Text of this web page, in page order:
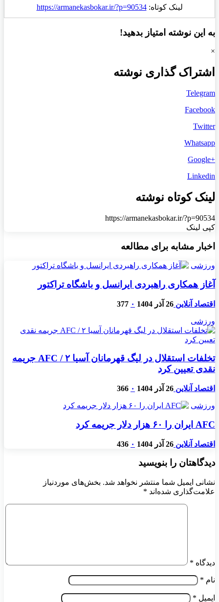
لینک کوتاه:https://armanekasbokar.ir/?p=90534
به این نوشته امتیاز بدهید!
×
اشتراک گذاری نوشته
Telegram
Facebook
Twitter
Whatsapp
+Google
Linkedin
لینک کوتاه نوشته
https://armanekasbokar.ir/?p=90534
کپی لینک
اخبار مشابه برای مطالعه
ورزشی
آغاز همکاری راهبردی ایرانسل و باشگاه تراکتور
اقتصاد آنلاین 26 آذر 1404 ۰ 377
ورزشی
تخلفات استقلال در لیگ قهرمانان آسیا ۲ / AFC جریمه
نقدی تعیین کرد
اقتصاد آنلاین 26 آذر 1404 ۰ 366
ورزشی
AFC ایران را ۶۰ هزار دلار جریمه کرد
اقتصاد آنلاین 26 آذر 1404 ۰ 436
دیدگاهتان را بنویسید
نشانی ایمیل شما منتشر نخواهد شد. بخش‌های موردنیاز
علامت‌گذاری شده‌اند *
دیدگاه *
نام *
ایمیل *